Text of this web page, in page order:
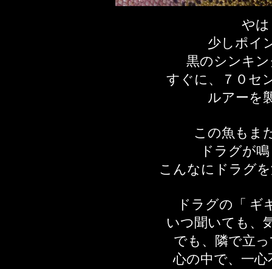
や
少しポイ
黒のシンキ
すぐに、７０セ
ルアーを
この魚もま
ドラグが
こんなにドラグ
ドラグの「 ギ
いつ聞いても、
でも、隣で立
心の中で、一